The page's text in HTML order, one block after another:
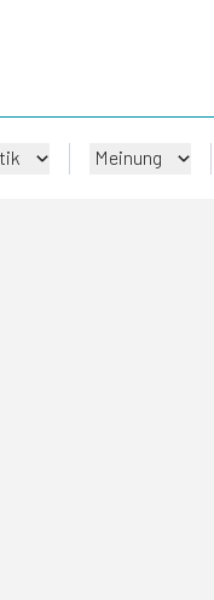
Meinung